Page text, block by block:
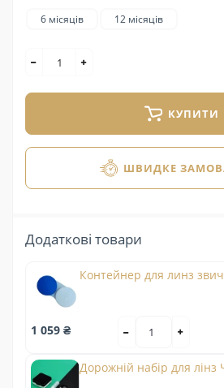
6 місяців 12 місяців
КУПИТИ
ШВИДКЕ
Додаткові товари
Контейнер для линз
1 059 ₴
Дорожній набір для лінз